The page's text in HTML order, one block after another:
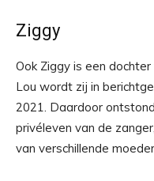
Ziggy
Ook Ziggy is een
Lou wordt zij in
2021. Daardoor
privéleven van de
van verschillende